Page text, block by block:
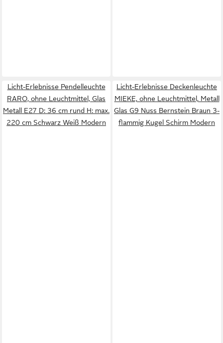
Licht-Erlebnisse Pendelleuchte
RARO, ohne Leuchtmittel, Glas
Metall E27 D: 36 cm rund H: max.
220 cm Schwarz Weiß Modern
Licht-Erlebnisse Deckenleuchte
MIEKE, ohne Leuchtmittel, Metall
Glas G9 Nuss Bernstein Braun 3-
flammig Kugel Schirm Modern